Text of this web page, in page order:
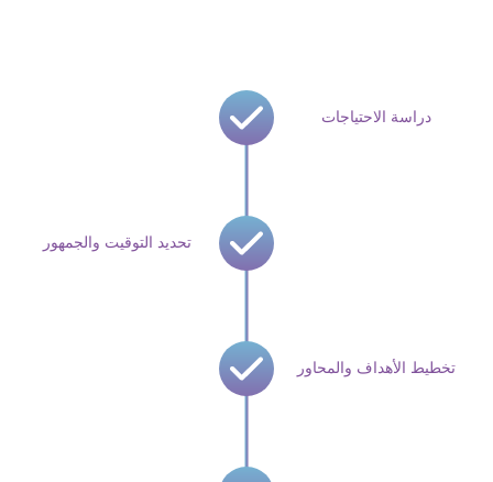
دراسة الاحتياجات
تحديد التوقيت والجمهور
تخطيط الأهداف والمحاور